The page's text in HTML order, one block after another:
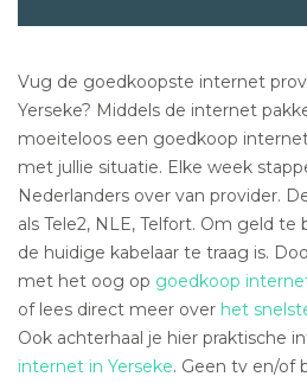
Vug de goedkoopste internet
Yerseke? Middels de internet
moeiteloos een goedkoop
met jullie situatie. Elke week
Nederlanders over van provider.
als Tele2, NLE, Telfort. Om geld
de huidige kabelaar te traag is.
met het oog op goedkoop
of lees direct meer over het
Ook achterhaal je hier praktische
internet in Yerseke. Geen tv en/of